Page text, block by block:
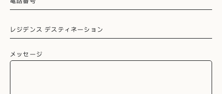
レジデンス デスティネーション
メッセージ